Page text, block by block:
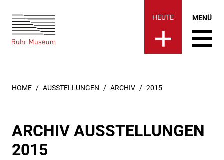
HEUTE MENÜ
SIE SIND HIER:
HOME AUSSTELLUNGEN ARCHIV 2015
ARCHIV AUSSTELLUNGEN
2015